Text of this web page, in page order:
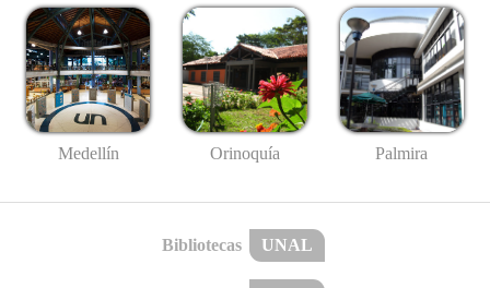
Medellín Orinoquía Palmira
Bibliotecas UNAL